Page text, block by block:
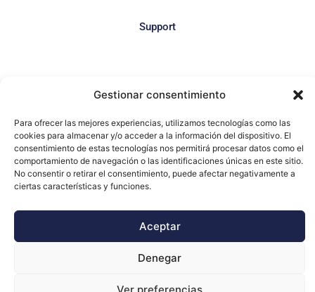
Gestionar consentimiento
Para ofrecer las mejores experiencias, utilizamos tecnologías como las
cookies para almacenar y/o acceder a la información del dispositivo. El
consentimiento de estas tecnologías nos permitirá procesar datos como el
comportamiento de navegación o las identificaciones únicas en este sitio.
No consentir o retirar el consentimiento, puede afectar negativamente a
ciertas características y funciones.
Aceptar
Denegar
Ver preferencias
Support
EPTE 3 development project. With the financial support
of AVI and the European Union through the ERDF.
Privacy Policy